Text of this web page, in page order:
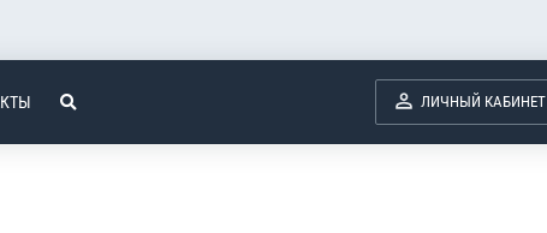
ЛИЧНЫЙ КАБИНЕТ